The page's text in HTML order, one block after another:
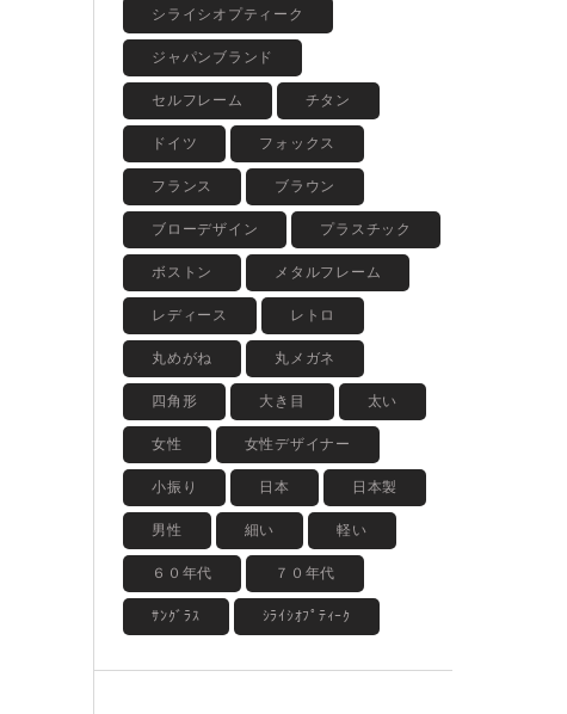
シライシオプティーク
ジャパンブランド
セルフレーム チタン
ドイツ フォックス
フランス ブラウン
ブローデザイン プラスチック
ボストン メタルフレーム
レディース レトロ
丸めがね 丸メガネ
四角形 大き目 太い
女性 女性デザイナー
小振り 日本 日本製
男性 細い 軽い
６０年代 ７０年代
ｻﾝｸﾞﾗｽ ｼﾗｲｼｵﾌﾟﾃｨｰｸ